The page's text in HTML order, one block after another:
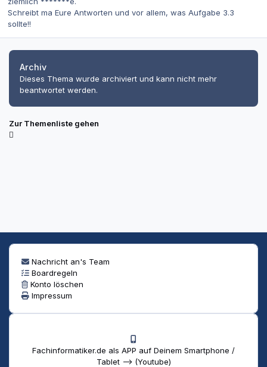
Schreibt ma Eure Antworten und vor allem, was Aufgabe 3.3
sollte!!
Archiv
Dieses Thema wurde archiviert und kann nicht mehr
beantwortet werden.
Zur Themenliste gehen
Nachricht an's Team
Boardregeln
Konto löschen
Impressum
Fachinformatiker.de als APP auf Deinem Smartphone /
Tablet --> (Youtube)